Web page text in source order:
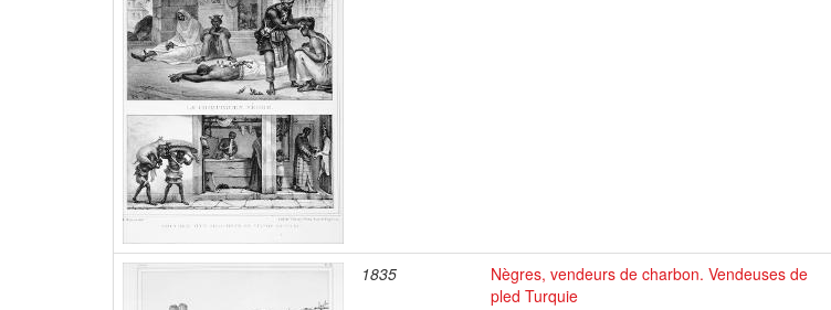
1835
Nègres, vendeurs de charbon. Vendeuses de
pled Turquie